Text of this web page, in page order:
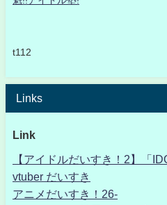
t112
Links
Link
【アイドルだいすき！2】「
vtuber だいすき
アニメだいすき！26-